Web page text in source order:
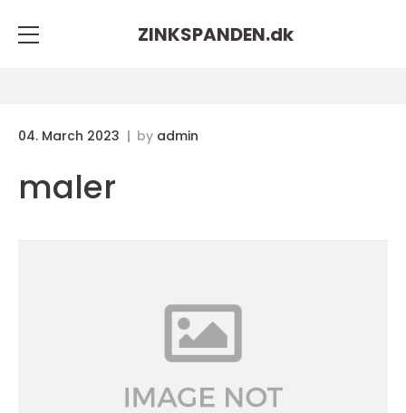
ZINKSPANDEN.dk
04. March 2023 by admin
maler